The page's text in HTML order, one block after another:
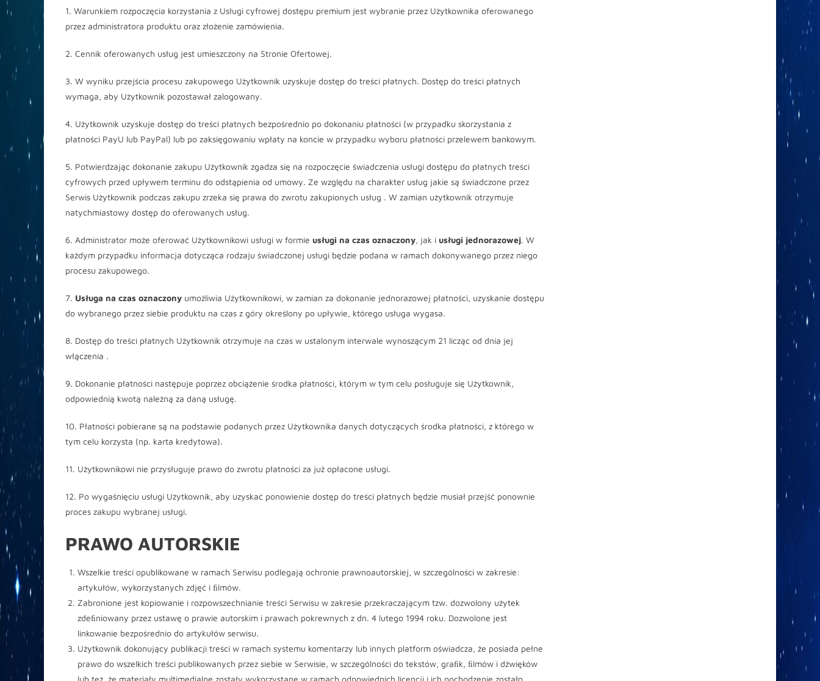
1. Warunkiem rozpoczęcia korzystania z Usługi cyfrowej dostępu premium jest wybranie przez Użytkownika oferowanego
przez administratora produktu oraz złożenie zamówienia.
2. Cennik oferowanych usług jest umieszczony na Stronie Ofertowej.
3. W wyniku przejścia procesu zakupowego Użytkownik uzyskuje dostęp do treści płatnych. Dostęp do treści płatnych
wymaga, aby Użytkownik pozostawał zalogowany.
4. Użytkownik uzyskuje dostęp do treści płatnych bezpośrednio po dokonaniu płatności (w przypadku skorzystania z
płatności PayU lub PayPal) lub po zaksięgowaniu wpłaty na koncie w przypadku wyboru płatności przelewem bankowym.
5. Potwierdzając dokonanie zakupu Użytkownik zgadza się na rozpoczęcie świadczenia usługi dostępu do płatnych treści
cyfrowych przed upływem terminu do odstąpienia od umowy. Ze względu na charakter usług jakie są świadczone przez
Serwis Użytkownik podczas zakupu zrzeka się prawa do zwrotu zakupionych usług . W zamian użytkownik otrzymuje
natychmiastowy dostęp do oferowanych usług.
6. Administrator może oferować Użytkownikowi usługi w formie usługi na czas oznaczony, jak i usługi jednorazowej. W
każdym przypadku informacja dotycząca rodzaju świadczonej usługi będzie podana w ramach dokonywanego przez niego
procesu zakupowego.
7. Usługa na czas oznaczony umożliwia Użytkownikowi, w zamian za dokonanie jednorazowej płatności, uzyskanie dostępu
do wybranego przez siebie produktu na czas z góry określony po upływie, którego usługa wygasa.
8. Dostęp do treści płatnych Użytkownik otrzymuje na czas w ustalonym interwale wynoszącym 21 licząc od dnia jej
włączenia .
9. Dokonanie płatności następuje poprzez obciążenie środka płatności, którym w tym celu posługuje się Użytkownik,
odpowiednią kwotą należną za daną usługę.
10. Płatności pobierane są na podstawie podanych przez Użytkownika danych dotyczących środka płatności, z którego w
tym celu korzysta (np. karta kredytowa).
11. Użytkownikowi nie przysługuje prawo do zwrotu płatności za już opłacone usługi.
12. Po wygaśnięciu usługi Użytkownik, aby uzyskać ponowienie dostęp do treści płatnych będzie musiał przejść ponownie
proces zakupu wybranej usługi.
PRAWO AUTORSKIE
Wszelkie treści opublikowane w ramach Serwisu podlegają ochronie prawnoautorskiej, w szczególności w zakresie:
artykułów, wykorzystanych zdjęć i ﬁlmów.
Zabronione jest kopiowanie i rozpowszechnianie treści Serwisu w zakresie przekraczającym tzw. dozwolony użytek
zdeﬁniowany przez ustawę o prawie autorskim i prawach pokrewnych z dn. 4 lutego 1994 roku. Dozwolone jest
linkowanie bezpośrednio do artykułów serwisu.
Użytkownik dokonujący publikacji treści w ramach systemu komentarzy lub innych platform oświadcza, że posiada pełne
prawo do wszelkich treści publikowanych przez siebie w Serwisie, w szczególności do tekstów, graﬁk, ﬁlmów i dźwięków
lub też, że materiały multimedialne zostały wykorzystane w ramach odpowiednich licencji i ich pochodzenie zostało